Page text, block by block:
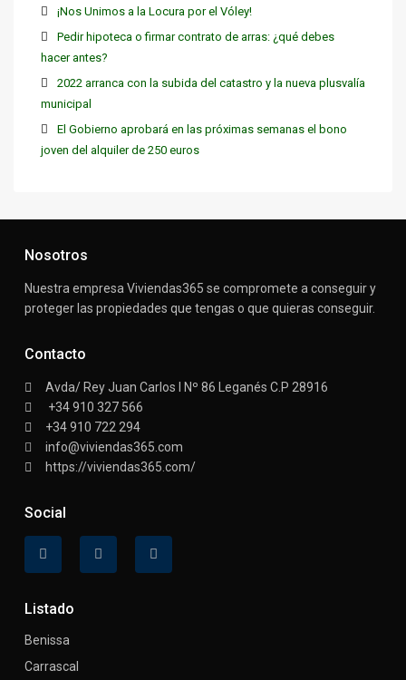
¡Nos Unimos a la Locura por el Vóley!
Pedir hipoteca o firmar contrato de arras: ¿qué debes
hacer antes?
2022 arranca con la subida del catastro y la nueva plusvalía
municipal
El Gobierno aprobará en las próximas semanas el bono
joven del alquiler de 250 euros
Nosotros
Nuestra empresa Viviendas365 se compromete a conseguir y
proteger las propiedades que tengas o que quieras conseguir.
Contacto
Avda/ Rey Juan Carlos I Nº 86 Leganés C.P 28916
+34 910 327 566
+34 910 722 294
info@viviendas365.com
https://viviendas365.com/
Social
Listado
Benissa
Carrascal